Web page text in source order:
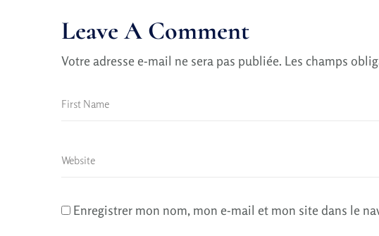
Leave A Comment
Votre adresse e-mail ne sera pas publiée. Les champs
Enregistrer mon nom, mon e-mail et mon site dans le